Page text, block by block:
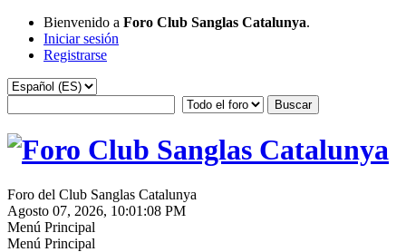
Bienvenido a Foro Club Sanglas Catalunya.
Iniciar sesión
Registrarse
Foro del Club Sanglas Catalunya
Agosto 07, 2026, 10:01:08 PM
Menú Principal
Menú Principal